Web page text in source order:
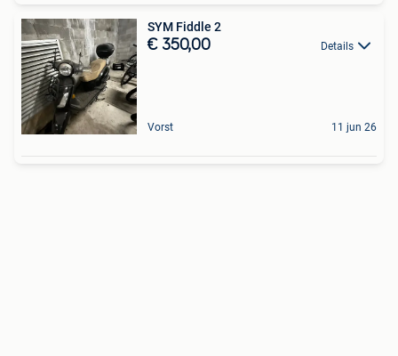
SYM Fiddle 2
€ 350,00 Details
Vorst 11 jun 26